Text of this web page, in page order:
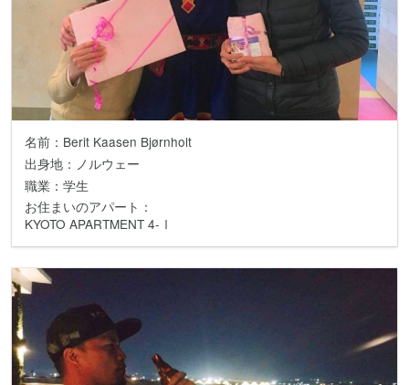
名前：Berit Kaasen Bjørnholt
出身地：ノルウェー
職業：学生
お住まいのアパート：
KYOTO APARTMENT 4-Ⅰ